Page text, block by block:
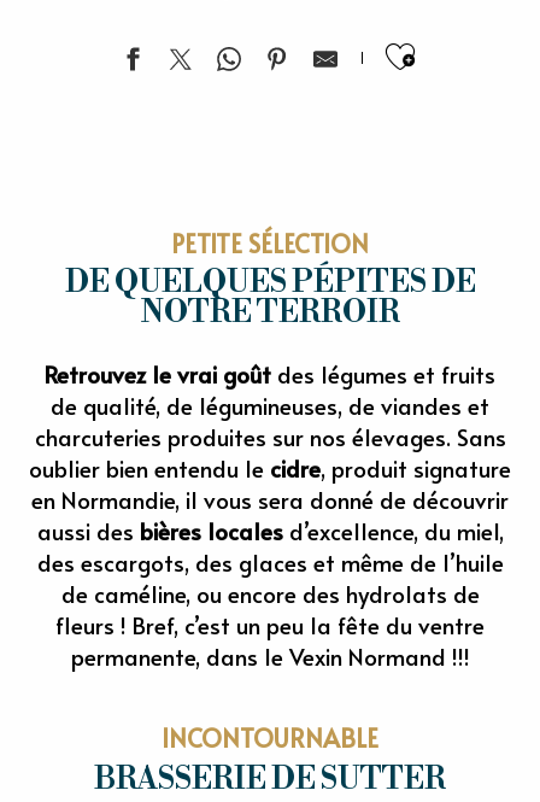
Ajouter
PETITE SÉLECTION
DE QUELQUES PÉPITES DE
NOTRE TERROIR
Retrouvez levrai goût des légumes et fruits
de qualité, de légumineuses, de viandes et
charcuteries produites sur nos élevages. Sans
oublier bien entendu le cidre, produit signature
en Normandie, il vous sera donné de découvrir
aussi des bières localesd’excellence, du miel,
des escargots, des glaces et même de l’huile
de caméline, ou encore des hydrolats de
fleurs ! Bref, c’est un peu la fête du ventre
permanente, dans le Vexin Normand !!!
INCONTOURNABLE
BRASSERIE DE SUTTER